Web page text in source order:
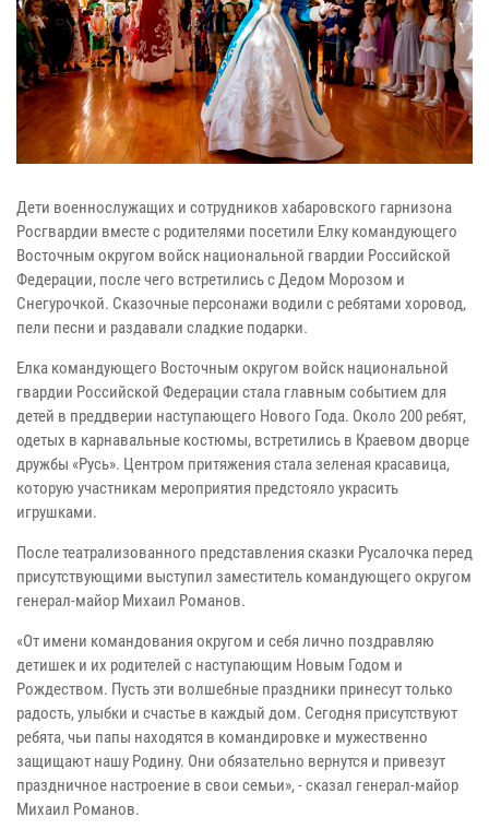
Дети военнослужащих и сотрудников хабаровского гарнизона
Росгвардии вместе с родителями посетили Елку командующего
Восточным округом войск национальной гвардии Российской
Федерации, после чего встретились с Дедом Морозом и
Снегурочкой. Сказочные персонажи водили с ребятами хоровод,
пели песни и раздавали сладкие подарки.
Елка командующего Восточным округом войск национальной
гвардии Российской Федерации стала главным событием для
детей в преддверии наступающего Нового Года. Около 200 ребят,
одетых в карнавальные костюмы, встретились в Краевом дворце
дружбы «Русь». Центром притяжения стала зеленая красавица,
которую участникам мероприятия предстояло украсить
игрушками.
После театрализованного представления сказки Русалочка перед
присутствующими выступил заместитель командующего округом
генерал-майор Михаил Романов.
«От имени командования округом и себя лично поздравляю
детишек и их родителей с наступающим Новым Годом и
Рождеством. Пусть эти волшебные праздники принесут только
радость, улыбки и счастье в каждый дом. Сегодня присутствуют
ребята, чьи папы находятся в командировке и мужественно
защищают нашу Родину. Они обязательно вернутся и привезут
праздничное настроение в свои семьи», - сказал генерал-майор
Михаил Романов.